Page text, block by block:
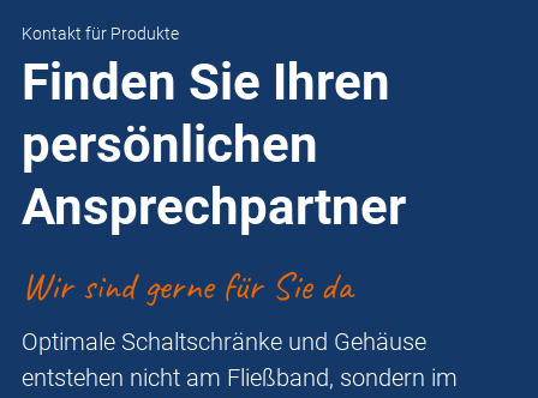
Kontakt für Produkte
Finden Sie Ihren
persönlichen
Ansprechpartner
Wir sind gerne für Sie da
Optimale Schaltschränke und Gehäuse
entstehen nicht am Fließband, sondern im